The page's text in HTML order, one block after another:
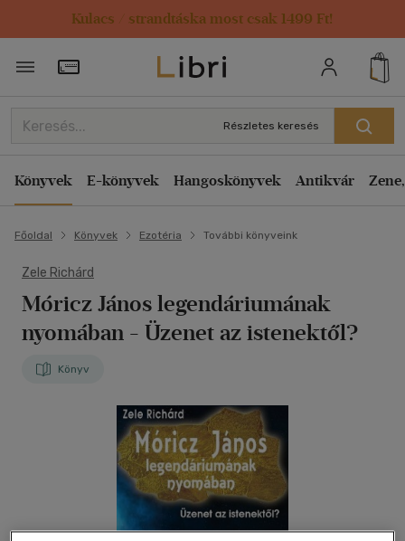
Kulacs / strandtáska most csak 1499 Ft!
Törzsvásárlói Kártya adatai
Részletes keresés
Könyvek E-könyvek Hangoskönyvek Antikvár
Főoldal Könyvek Ezotéria További könyveink
Zele Richárd
Móricz János legendáriumának
nyomában - Üzenet az istenektől?
Könyv